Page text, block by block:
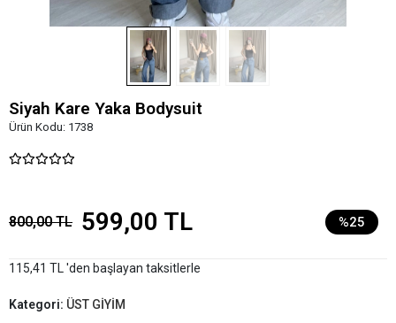
Siyah Kare Yaka Bodysuit
Ürün Kodu: 1738
800,00 TL 599,00 TL %25
115,41 TL 'den başlayan taksitlerle
Kategori: ÜST GİYİM